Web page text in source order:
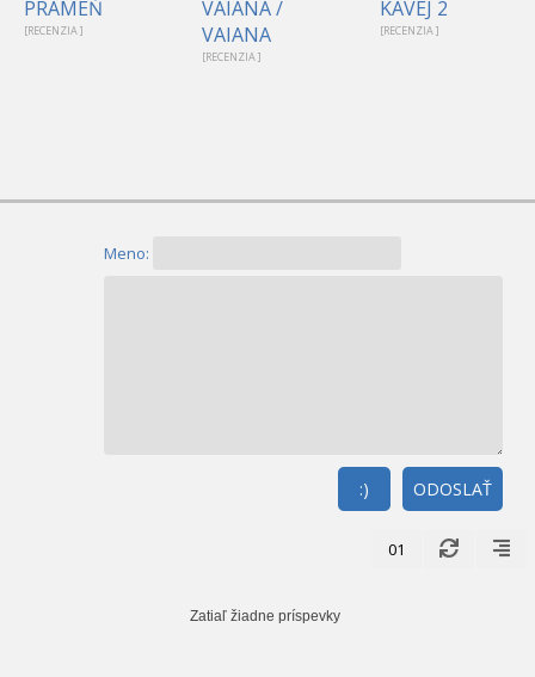
PRAMEŇ
[RECENZIA ]
VAIANA /
VAIANA
[RECENZIA ]
KAVEJ 2
[RECENZIA ]
Meno:
ODOSLAŤ
:)
01
Zatiaľ žiadne príspevky